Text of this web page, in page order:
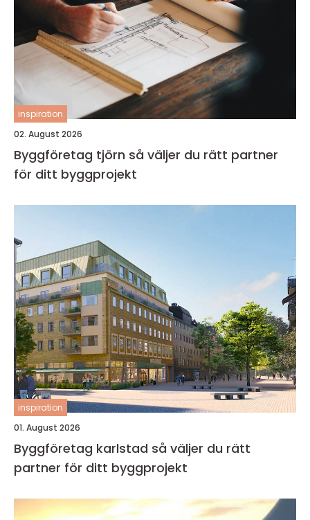
inspiration
02. August 2026
Byggföretag tjörn så väljer du rätt partner
för ditt byggprojekt
inspiration
01. August 2026
Byggföretag karlstad så väljer du rätt
partner för ditt byggprojekt